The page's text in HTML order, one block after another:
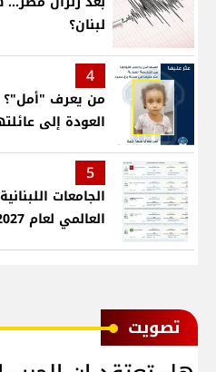
لبنان؟
4
من يعرف
العودة إلى
5
العالمي لعام 2027... حضور عالمي وعربي
ﺗﺼﻮﻳﺖ